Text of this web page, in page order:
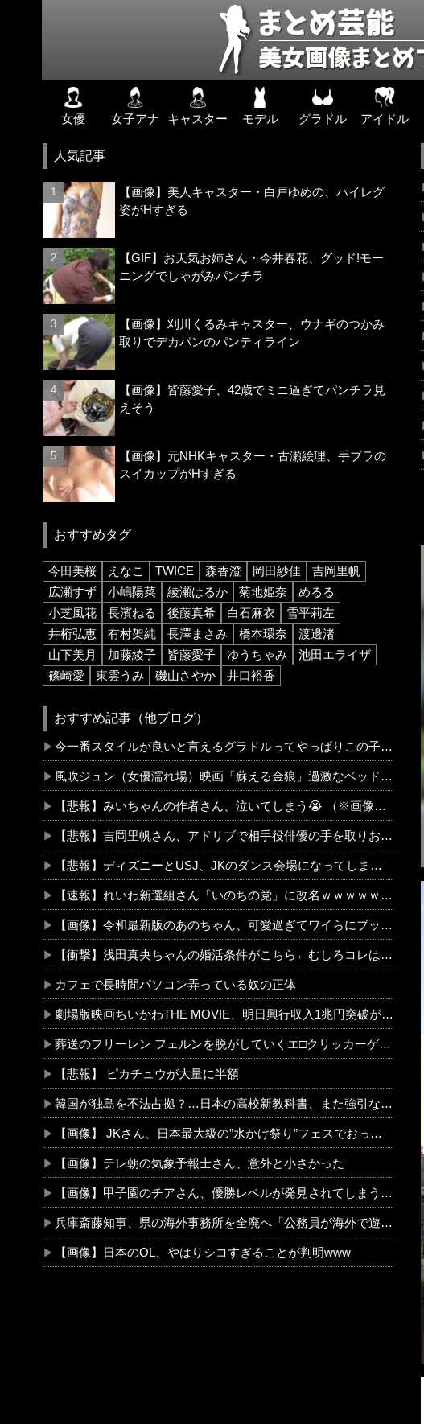
女優 女子アナ キャスター モデル グラドル アイドル
人気記事
【画像】美人キャスター・白戸ゆめの、ハイレグ
姿がHすぎる
【GIF】お天気お姉さん・今井春花、グッド!モー
ニングでしゃがみパンチラ
【画像】刈川くるみキャスター、ウナギのつかみ
取りでデカパンのパンティライン
【画像】皆藤愛子、42歳でミニ過ぎてパンチラ見
えそう
【画像】元NHKキャスター・古瀬絵理、手ブラの
スイカップがHすぎる
おすすめタグ
今田美桜 えなこ TWICE 森香澄 岡田紗佳
吉岡里帆
広瀬すず
小嶋陽菜 綾瀬はるか 菊地姫奈
めるる
小芝風花
長濱ねる 後藤真希 白石麻衣
雪平莉左
井桁弘恵
有村架純 長澤まさみ 橋本環奈
渡邊渚
山下美月
加藤綾子 皆藤愛子 ゆうちゃみ
池田エライザ
篠崎愛
東雲うみ 磯山さやか 井口裕香
おすすめ記事（他ブログ）
今一番スタイルが良いと言えるグラドルってやっぱりこの子だよな？
風吹ジュン（女優濡れ場）映画「蘇える金狼」過激なベッドシーンに挑戦、全裸ヌードを曝け出す。（※動画あり）
【悲報】みいちゃんの作者さん、泣いてしまう😭 （※画像あり）
【悲報】吉岡里帆さん、アドリブで相手役俳優の手を取りお胸に押し当てる（※画像あり）
【悲報】ディズニーとUSJ、JKのダンス会場になってしまう （※動画あり）
【速報】れいわ新選組さん「いのちの党」に改名ｗｗｗｗｗｗｗｗ
【画像】令和最新版のあのちゃん、可愛過ぎてワイらにブッ刺さりまくりw w w w w w
【衝撃】浅田真央ちゃんの婚活条件がこちら←むしろコレは普通じゃね？w w w w w w w w
カフェで長時間パソコン弄っている奴の正体
劇場版映画ちいかわTHE MOVIE、明日興行収入1兆円突破が確実にｗｗｗｗｗｗｗｗｗｗｗｗｗ
葬送のフリーレン フェルンを脱がしていくエ□クリッカーゲーム 一級魔法使い、簡単に催眠術にかかる。
【悲報】 ピカチュウが大量に半額
韓国が独島を不法占拠？…日本の高校新教科書、また強引な主張＝韓国の反応
【画像】 JKさん、日本最大級の”水かけ祭り”フェスでおっ〇ぱい丸見え！大量ぶっかけハプニングｗｗｗ
【画像】テレ朝の気象予報士さん、意外と小さかった
【画像】甲子園のチアさん、優勝レベルが発見されてしまうｗｗｗｗｗｗｗ
兵庫斎藤知事、県の海外事務所を全廃へ「公務員が海外で遊ぶためにあるだけ」
【画像】日本のOL、やはりシコすぎることが判明www